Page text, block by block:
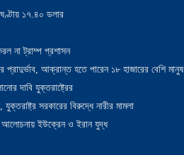
ঘণ্টায় ১৭.৪০ ডলার
না ট্রাম্প প্রশাসন
প্রাদুর্ভাব, আক্রান্ত হতে পারেন ১৮ হাজারের বেশি মানুষ
দাবি যুক্তরাষ্ট্রের
যুক্তরাষ্ট্র সরকারের বিরুদ্ধে নারীর মামলা
আলোচনায় ইউক্রেন ও ইরান যুদ্ধ